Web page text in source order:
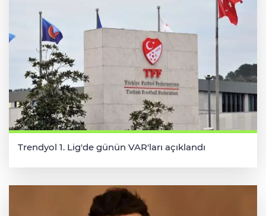
Trendyol 1. Lig'de günün VAR'ları açıklandı